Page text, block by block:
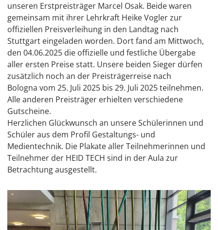
unseren Erstpreisträger Marcel Osak. Beide waren
gemeinsam mit ihrer Lehrkraft Heike Vogler zur
offiziellen Preisverleihung in den Landtag nach
Stuttgart eingeladen worden. Dort fand am Mittwoch,
den 04.06.2025 die offizielle und festliche Übergabe
aller ersten Preise statt. Unsere beiden Sieger dürfen
zusätzlich noch an der Preisträgerreise nach
Bologna vom 25. Juli 2025 bis 29. Juli 2025 teilnehmen.
Alle anderen Preisträger erhielten verschiedene
Gutscheine.
Herzlichen Glückwunsch an unsere Schülerinnen und
Schüler aus dem Profil Gestaltungs- und
Medientechnik. Die Plakate aller Teilnehmerinnen und
Teilnehmer der HEID TECH sind in der Aula zur
Betrachtung ausgestellt.